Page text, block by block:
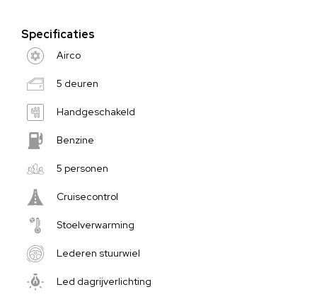
Specificaties
Airco
5 deuren
Handgeschakeld
Benzine
5 personen
Cruisecontrol
Stoelverwarming
Lederen stuurwiel
Led dagrijverlichting